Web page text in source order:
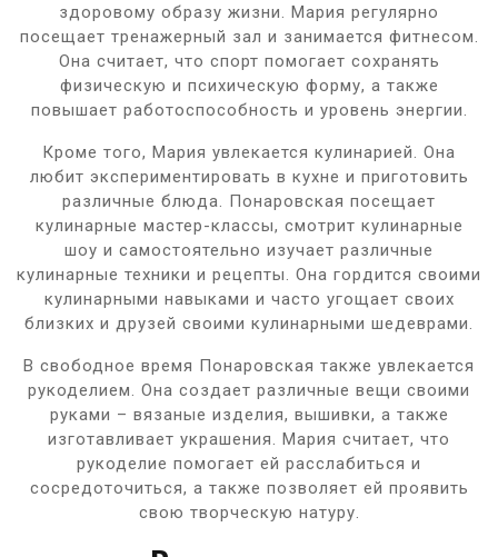
здоровому образу жизни. Мария регулярно
посещает тренажерный зал и занимается фитнесом.
Она считает, что спорт помогает сохранять
физическую и психическую форму, а также
повышает работоспособность и уровень энергии.
Кроме того, Мария увлекается кулинарией. Она
любит экспериментировать в кухне и приготовить
различные блюда. Понаровская посещает
кулинарные мастер-классы, смотрит кулинарные
шоу и самостоятельно изучает различные
кулинарные техники и рецепты. Она гордится своими
кулинарными навыками и часто угощает своих
близких и друзей своими кулинарными шедеврами.
В свободное время Понаровская также увлекается
рукоделием. Она создает различные вещи своими
руками – вязаные изделия, вышивки, а также
изготавливает украшения. Мария считает, что
рукоделие помогает ей расслабиться и
сосредоточиться, а также позволяет ей проявить
свою творческую натуру.